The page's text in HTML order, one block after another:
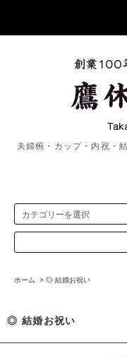
夫婦椀・カップ・内祝・
ホーム > ◎ 結婚お祝い
◎ 結婚お祝い